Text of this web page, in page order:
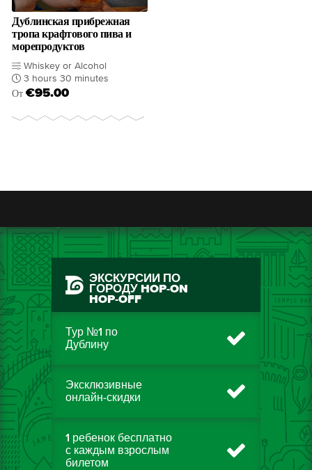
Дублинская прибрежная
тропа крафтового пива и
морепродуктов
Whiskey or Alcohol
3 hours 30 minutes
От €95.00
ЭКСКУРСИИ ПО
ГОРОДУ HOP-ON
HOP-OFF
Тур №1 по
Дублину
Эксклюзивные
онлайн-скидки
1 ребенок бесплатно
с каждым взрослым
билетом